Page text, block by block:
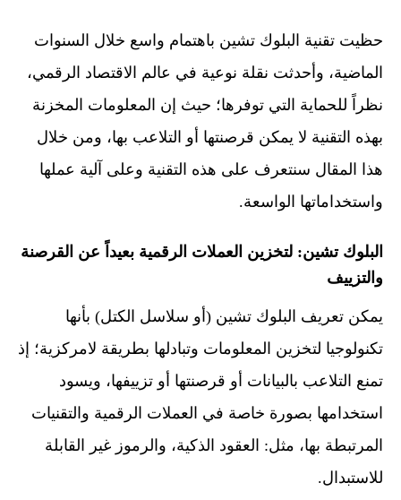
حظيت تقنية البلوك تشين باهتمام واسع خلال السنوات
الماضية، وأحدثت نقلة نوعية في عالم الاقتصاد الرقمي،
نظراً للحماية التي توفرها؛ حيث إن المعلومات المخزنة
بهذه التقنية لا يمكن قرصنتها أو التلاعب بها، ومن خلال
هذا المقال سنتعرف على هذه التقنية وعلى آلية عملها
واستخداماتها الواسعة.
البلوك تشين: لتخزين العملات الرقمية بعيداً عن القرصنة
والتزييف
يمكن تعريف البلوك تشين (أو سلاسل الكتل) بأنها
تكنولوجيا لتخزين المعلومات وتبادلها بطريقة لامركزية؛ إذ
تمنع التلاعب بالبيانات أو قرصنتها أو تزييفها، ويسود
استخدامها بصورة خاصة في العملات الرقمية والتقنيات
المرتبطة بها، مثل: العقود الذكية، والرموز غير القابلة
للاستبدال.